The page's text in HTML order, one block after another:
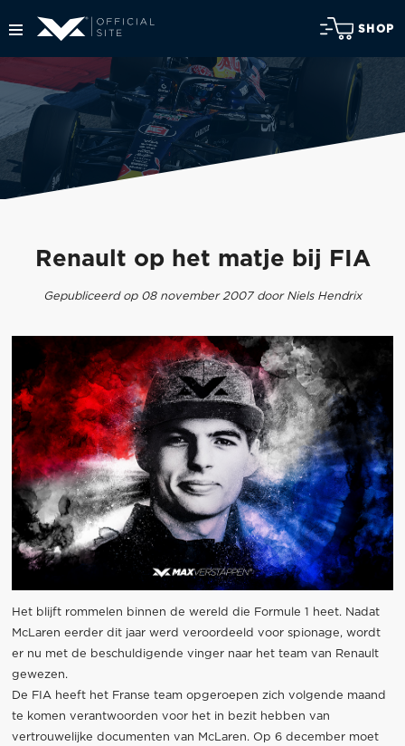
SHOP
Renault op het matje bij FIA
Gepubliceerd op 08 november 2007 door Niels Hendrix
Het blijft rommelen binnen de wereld die Formule 1 heet. Nadat
McLaren eerder dit jaar werd veroordeeld voor spionage, wordt
er nu met de beschuldigende vinger naar het team van Renault
gewezen.
De FIA heeft het Franse team opgeroepen zich volgende maand
te komen verantwoorden voor het in bezit hebben van
vertrouwelijke documenten van McLaren. Op 6 december moet